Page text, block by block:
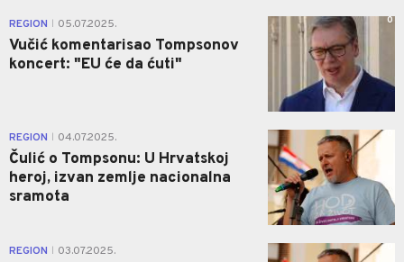
REGION 05.07.2025.
Vučić komentarisao Tompsonov
koncert: "EU će da ćuti"
0
REGION 04.07.2025.
Čulić o Tompsonu: U Hrvatskoj
heroj, izvan zemlje nacionalna
sramota
REGION 03.07.2025.